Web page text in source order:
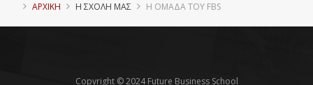
ΑΡΧΙΚΗ Η ΣΧΟΛΗ ΜΑΣ Η ΟΜΑΔΑ ΤΟΥ FBS
Copyright © 2024 Future Business School